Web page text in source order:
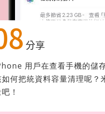
分享
用戶在查看手機的儲
何把統資料容量清理呢
！